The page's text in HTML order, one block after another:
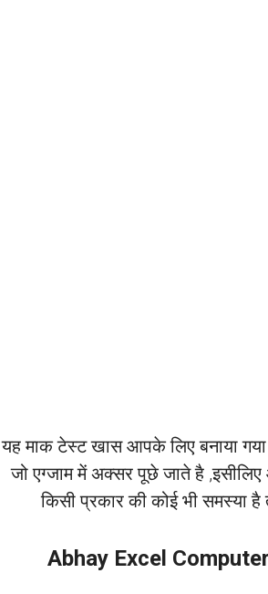
यह माक टेस्ट खास आपके लिए बनाया
जो एग्जाम में अक्सर पूछे जाते है
किसी प्रकार की कोई भी समस्या
Abhay Excel